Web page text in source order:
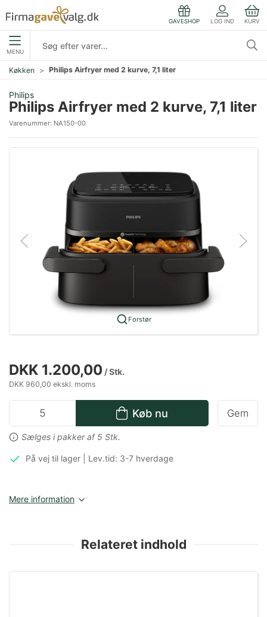
GAVESHOP LOG IND KURV
MENU
Køkken Philips Airfryer med 2 kurve, 7,1 liter
Philips
Philips Airfryer med 2 kurve, 7,1 liter
Varenummer: NA150-00
Forstør
DKK 1.200,00 / Stk.
DKK 960,00 ekskl. moms
Køb nu
Sælges i pakker af 5 Stk.
Gem
På vej til lager | Lev.tid: 3-7 hverdage
Mere information
Relateret indhold